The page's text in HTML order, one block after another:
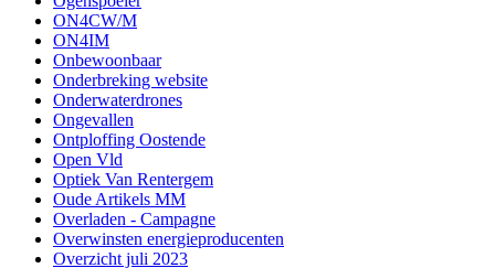
ON4CW/M
ON4IM
Onbewoonbaar
Onderbreking website
Onderwaterdrones
Ongevallen
Ontploffing Oostende
Open Vld
Optiek Van Rentergem
Oude Artikels MM
Overladen - Campagne
Overwinsten energieproducenten
Overzicht juli 2023